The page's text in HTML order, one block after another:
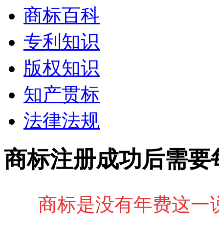
商标百科
专利知识
版权知识
知产贯标
法律法规
商标注册成功后需要
商标是没有年费这一